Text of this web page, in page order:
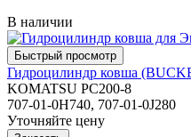
В наличии
Гидроцилиндр ковша
KOMATSU PC200-8
707-01-0H740, 707-01-0J280
Уточняйте цену